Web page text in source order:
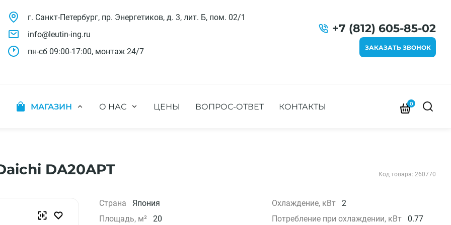
г. Санкт-Петербург, пр. Энергетиков, д. 3, лит. Б, пом. 02/1
info@leutin-ing.ru
пн-сб 09:00-17:00, монтаж 24/7
+7 (812) 605-85-02
ЗАКАЗАТЬ ЗВОНОК
систем
МАГАЗИН
Оконные кондиционеры
Кассетные кондиционеры
Напольно-потолочные кондиционеры
Колонные кондиционеры
О НАС
Сотрудники компании
Наши бренды
Вакансии
ЦЕНЫ ВОПРОС-ОТВЕТ КОНТАКТЫ 0
DA20APT Код товара: 260770
Страна Япония Охлаждение, кВт
2
Площадь, м²
20 Потребление при охлаждении, кВт
0.77